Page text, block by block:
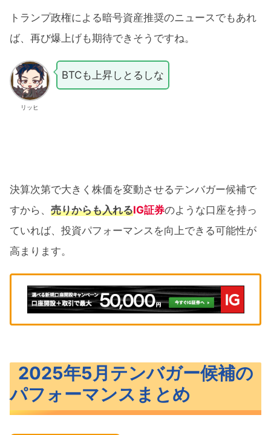
トランプ政権による暗号資産推奨のニュースでもあれ
ば、再び爆上げも期待できそうですね。
リッヒ
BTCも上昇しとるしな
決算次第で大きく株価を変動させるテンバガー候補で
すから、 売りからも入れるIG証券のような口座を持っ
ていれば、投資パフォーマンスを向上できる可能性が
高まります。
2025年5月テンバガー候補の
パフォーマンスまとめ